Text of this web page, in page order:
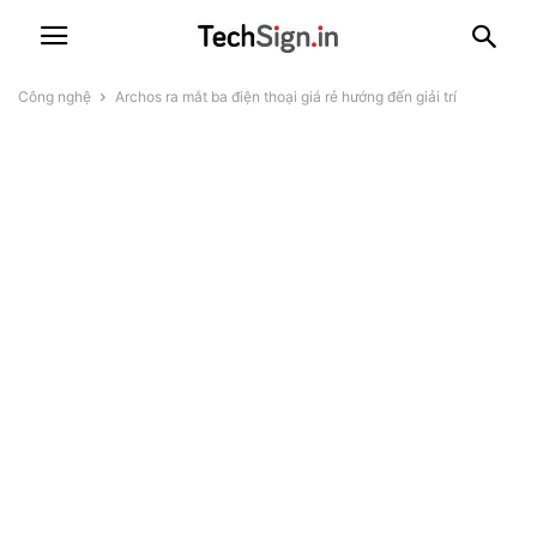
Công nghệ Archos ra mắt ba điện thoại giá rẻ hướng đến giải trí